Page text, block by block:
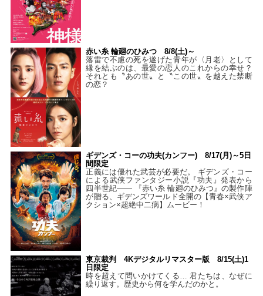
赤い糸 輪廻のひみつ 8/8(土)～
落雷で不慮の死を遂げた青年が〈月老〉として
縁を結ぶのは、最愛の恋人のこれからの幸せ？
それとも〝あの世〟と〝この世〟を越えた禁断
の恋？
ギデンズ・コーの功夫(カンフー) 8/17(月)～5日
間限定
正義には優れた武芸が必要だ。 ギデンズ・コー
による武侠ファンタジー小説『功夫』発表から
四半世紀―― 『赤い糸 輪廻のひみつ』の製作陣
が贈る、ギデンズワールド全開の【青春×武侠ア
クション×超絶中二病】ムービー！
東京裁判 4Kデジタルリマスター版 8/15(土)1
日限定
時を超えて問いかけてくる… 君たちは、なぜに
繰り返す。歴史から何を学んだのかと。